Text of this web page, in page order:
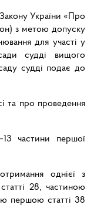
України «Про
з метою допуску
для участі у
судді вищого
судді подає до
та про проведення
частини першої
однієї з
28, частиною
першою статті 38